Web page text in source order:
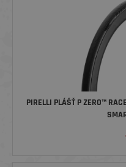
PIRELLI PLÁŠŤ P ZERO™